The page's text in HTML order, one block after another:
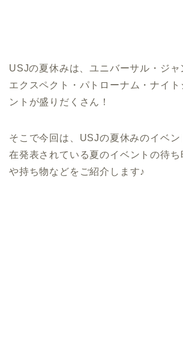
USJの夏休みは、ユニバーサル・ジャ
エクスペクト・パトローナム・ナイト
ントが盛りだくさん！
そこで今回は、USJの夏休みのイベン
在発表されている夏のイベントの待ち
や持ち物などをご紹介します♪